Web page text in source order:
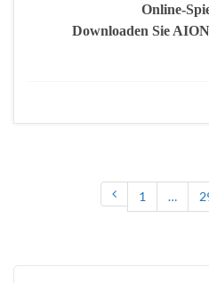
Online-
Downloaden Sie
1 …